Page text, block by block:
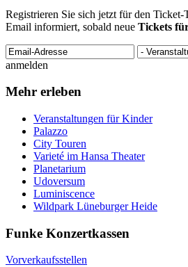
Registrieren Sie sich jetzt für den
Email informiert, sobald neue Tickets
anmelden
Mehr erleben
Veranstaltungen für Kinder
Palazzo
City Touren
Varieté im Hansa Theater
Planetarium
Udoversum
Luminiscence
Wildpark Lüneburger Heide
Funke Konzertkassen
Vorverkaufsstellen